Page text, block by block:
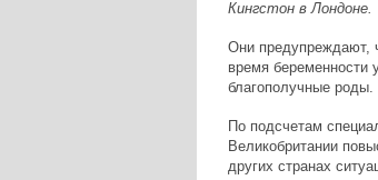
Кингстон в Лондоне.
Они предупреждают,
время
благополучные роды.
По подсчетам
Великобритании
других странах